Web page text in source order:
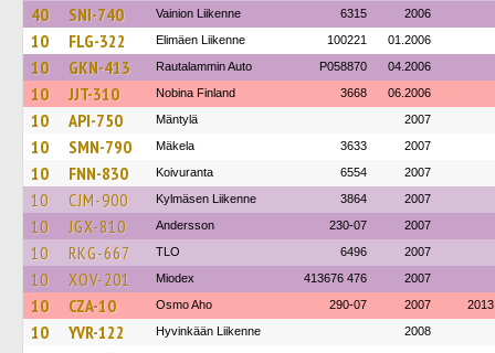
40 SNI-740 Vainion Liikenne 6315 2006
10 FLG-322 Elimäen Liikenne 100221 01.2006
10 GKN-413 Rautalammin Auto P058870 04.2006
10 JJT-310 Nobina Finland 3668 06.2006
10 API-750 Mäntylä 2007
10 SMN-790 Mäkela 3633 2007
10 FNN-830 Koivuranta 6554 2007
10 CJM-900 Kylmäsen Liikenne 3864 2007
10 JGX-810 Andersson 230-07 2007
10 RKG-667 TLO 6496 2007
10 XOV-201 Miodex 413676 476 2007
10 CZA-10 Osmo Aho 290-07 2007 2013
10 YVR-122 Hyvinkään Liikenne 2008